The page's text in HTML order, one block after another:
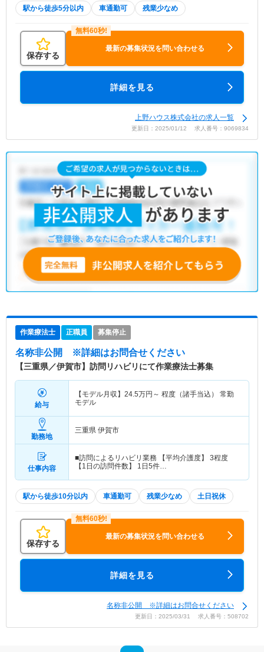
駅から徒歩5分以内 車通勤可 残業少なめ
保存する
最新の募集状況を問い合わせる
詳細を見る
上野ハウス株式会社の求人一覧
更新日：2025/01/12 求人番号：9069834
作業療法士 正職員 募集停止
名称非公開 ※詳細はお問合せください
【三重県／伊賀市】訪問リハビリにて作業療法士募集
給与
【モデル月収】 24.5万円～ 程度（諸手当込） 常勤
モデル
勤務地
三重県 伊賀市
仕事内容
■訪問によるリハビリ業務 【平均介護度】 3程度
【1日の訪問件数】 1日5件…
駅から徒歩10分以内 車通勤可 残業少なめ 土日祝休
保存する
最新の募集状況を問い合わせる
詳細を見る
名称非公開 ※詳細はお問合せください
更新日：2025/03/31 求人番号：508702